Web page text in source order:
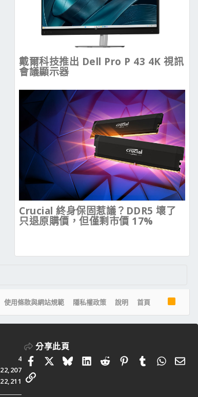
戴爾科技推出 Dell Pro P 43 4K 視訊
會議顯示器
Crucial 終身保固惹議？DDR5 壞了
只退原購價，但僅剩市價 17%
使用條款與網站規範 隱私權政策 說明 首頁
S
4
22,207
22,211
分享此頁
FacebookBlueskyLinkedIn
RedditPinterestTumblr 電
連結